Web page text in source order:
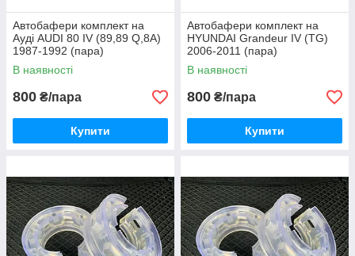
Автобафери комплект на
Ауді AUDI 80 IV (89,89 Q,8A)
1987-1992 (пара)
В наявності
800 ₴/пара
Купити
Автобафери комплект на
HYUNDAI Grandeur IV (TG)
2006-2011 (пара)
В наявності
800 ₴/пара
Купити